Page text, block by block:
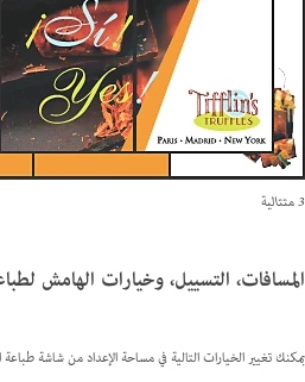
3 متتالية
المسافات، التسييل، وخيارات الهامش
بمكنك تغيير الخيارات التالية في مساحة الإعداد من شاشة